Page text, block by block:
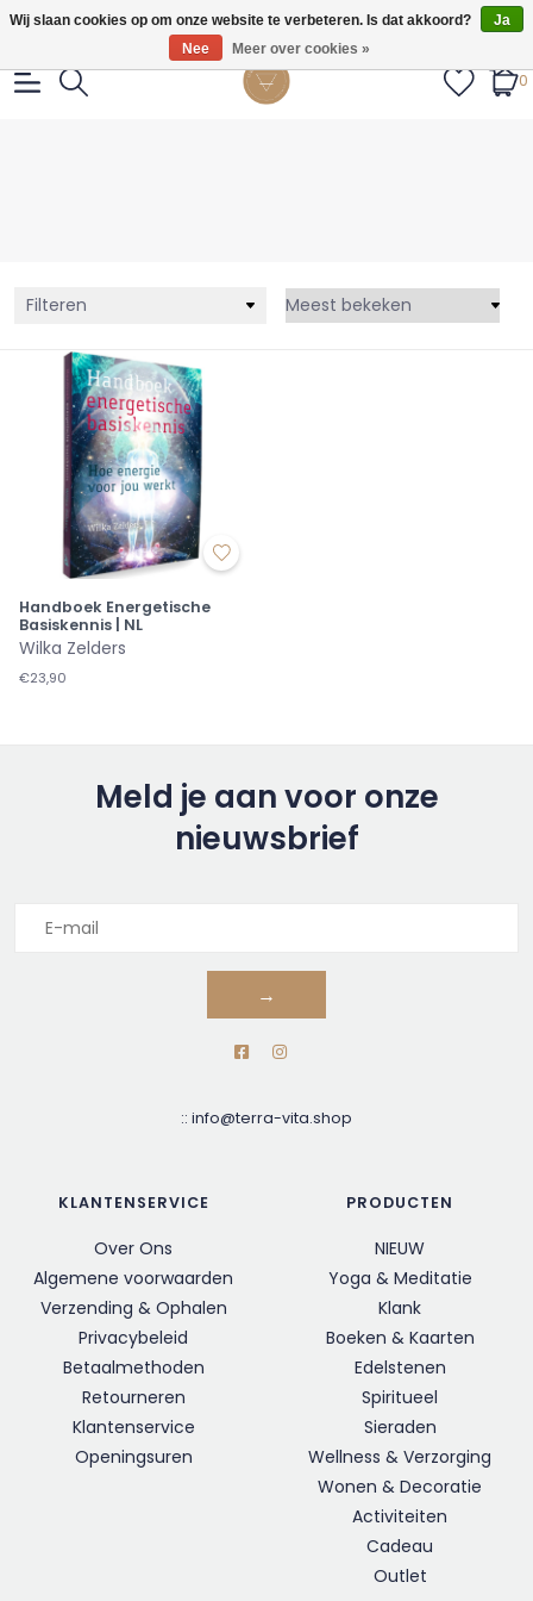
Gratis verzendig vanaf €55.
0
Filteren
Handboek Energetische
Basiskennis | NL
Wilka Zelders
€23,90
Meld je aan voor onze
nieuwsbrief
→
:: info@terra-vita.shop
KLANTENSERVICE
Over Ons
Algemene voorwaarden
Verzending & Ophalen
Privacybeleid
Betaalmethoden
Retourneren
Klantenservice
Openingsuren
PRODUCTEN
NIEUW
Yoga & Meditatie
Klank
Boeken & Kaarten
Edelstenen
Spiritueel
Sieraden
Wellness & Verzorging
Wonen & Decoratie
Activiteiten
Cadeau
Outlet
Wij slaan cookies op om onze website te verbeteren. Is dat akkoord?
Ja
Nee
Meer over cookies »